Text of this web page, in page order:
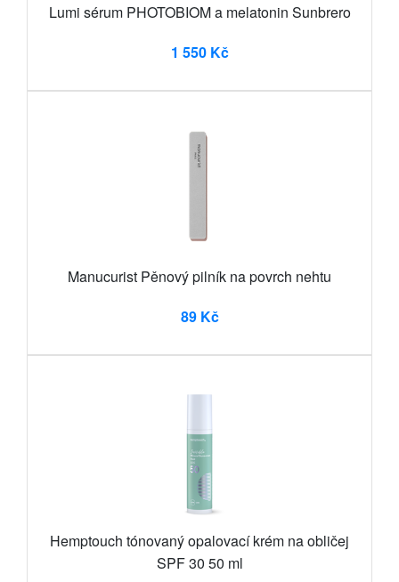
Lumi sérum PHOTOBIOM a melatonin Sunbrero
1 550 Kč
Manucurist Pěnový pilník na povrch nehtu
89 Kč
Hemptouch tónovaný opalovací krém na obličej
SPF 30 50 ml